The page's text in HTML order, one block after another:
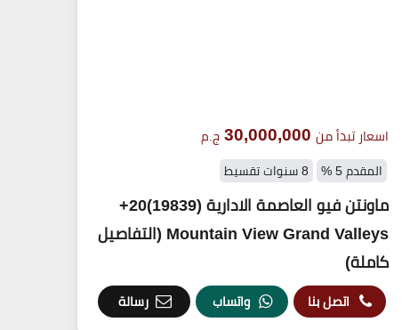
اسعار تبدأ من 30,000,000 ج.م
المقدم 5 % 8 سنوات تقسيط
ماونتن فيو العاصمة الادارية (19839)20+
Mountain View Grand Valleys (التفاصيل
كاملة)
اتصل بنا واتساب رسالة